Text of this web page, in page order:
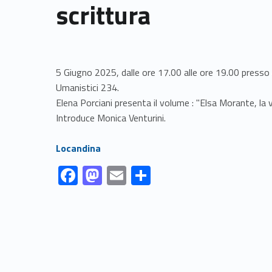
scrittura
5 Giugno 2025, dalle ore 17.00 alle ore 19.00
Umanistici 234.
Elena Porciani presenta il volume : "Elsa Morante, la
Introduce Monica Venturini.
Link identifier #identifier__157813-1Locandina
Link identifier #identifier__56326-1
F
ac
Link identifier #identifier__181387-2 M
as
Link identifier #identifier__84081-3 E
m
Link identifier #identifier__17419-4